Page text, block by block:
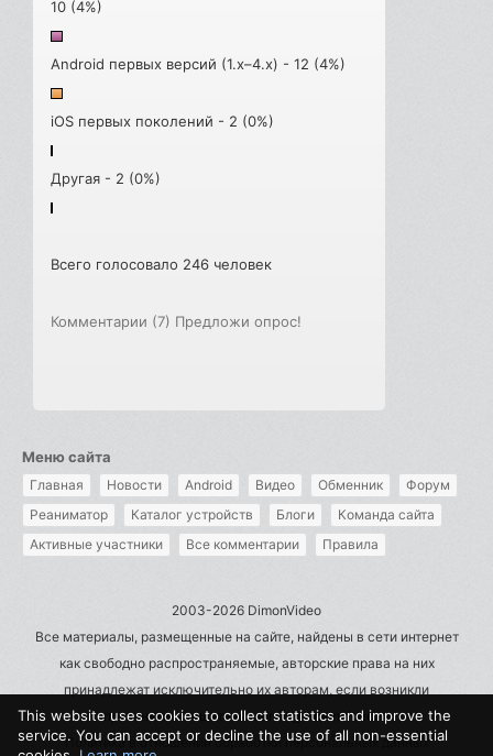
10 (4%)
Android первых версий (1.x–4.x) - 12 (4%)
iOS первых поколений - 2 (0%)
Другая - 2 (0%)
Всего голосовало 246 человек
Комментарии (7) Предложи опрос!
Меню сайта
Главная Новости Android Видео Обменник
Форум
Реаниматор
Каталог устройств Блоги
Команда сайта
Активные участники
Все комментарии Правила
2003-2026 DimonVideo
Все материалы, размещенные на сайте, найдены в сети интернет
как свободно распространяемые, авторские права на них
принадлежат исключительно их авторам, если возникли
претензии - пишите на admin@dimonvideo.ru
Политика в отношении обработки персональных данных
This website uses cookies to collect statistics and improve the
service. You can accept or decline the use of all non-essential